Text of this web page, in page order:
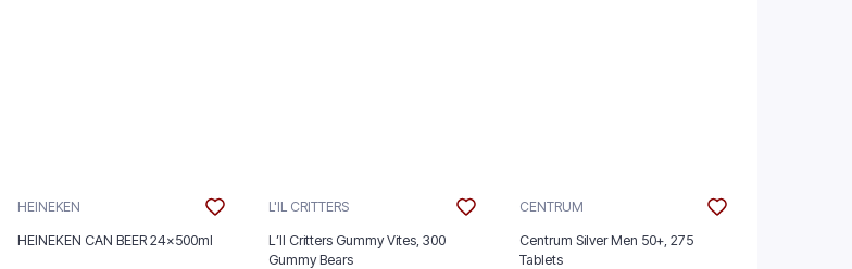
HEINEKEN
HEINEKEN CAN BEER 24x500ml
L'IL CRITTERS
L’Il Critters Gummy Vites, 300
Gummy Bears
CENTRUM
Centrum Silver Men 50+, 275
Tablets